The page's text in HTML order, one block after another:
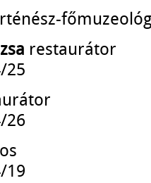
restaurátor
25
26
19